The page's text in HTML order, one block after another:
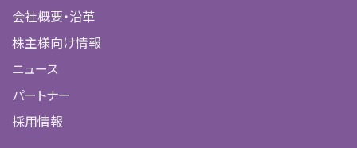
会社概要・沿革
株主様向け情報
ニュース
パートナー
採用情報